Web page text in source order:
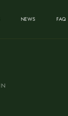
NEWS FAQ